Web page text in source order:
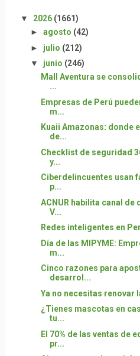
▼ 2026 (1661)
► agosto (42)
► julio (212)
▼ junio (246)
Mall Aventura se
...
Empresas de Perú
m...
Kuaii Amazonas: donde
de...
Checklist de seguridad
y...
Ciberdelincuentes usan
p...
ACNUR habilita canal de
V...
Redes inteligentes en
Día de las MIPYME:
m...
Cinco razones para
desarrol...
Ya no necesitas renovar
¿Tienes mascotas en
tu...
El 70% de las ventas de
pr...